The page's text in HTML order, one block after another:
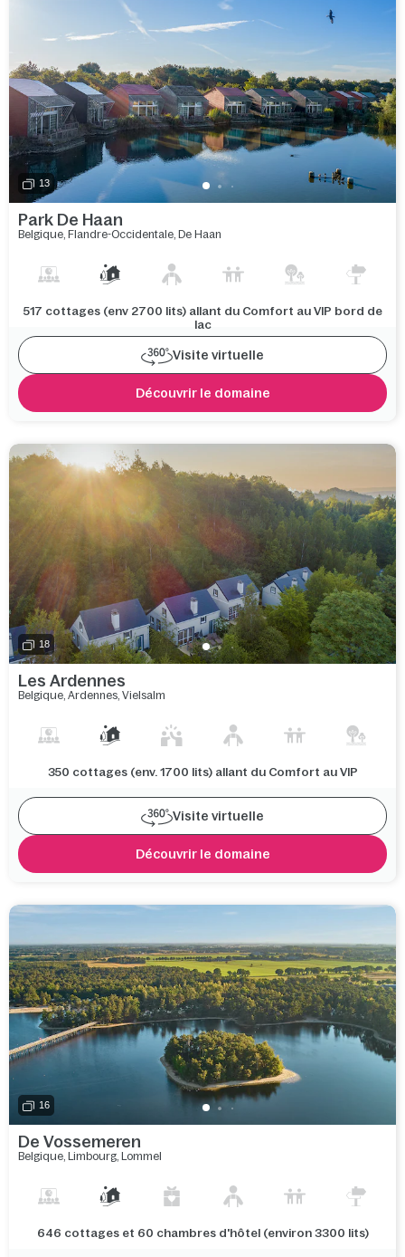
13
Park De Haan
Belgique, Flandre-Occidentale, De Haan
517 cottages (env 2700 lits) allant du Comfort au VIP bord de
lac
Visite virtuelle
Découvrir le domaine
18
Les Ardennes
Belgique, Ardennes, Vielsalm
350 cottages (env. 1700 lits) allant du Comfort au VIP
Visite virtuelle
Découvrir le domaine
16
De Vossemeren
Belgique Limbourg Lommel
646 cottages et 60 chambres d'hôtel (environ 3300 lits)